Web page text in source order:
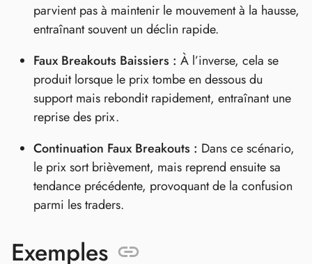
parvient pas à maintenir le mouvement à la hausse,
entraînant souvent un déclin rapide.
Faux Breakouts Baissiers : À l’inverse, cela se
produit lorsque le prix tombe en dessous du
support mais rebondit rapidement, entraînant une
reprise des prix.
Continuation Faux Breakouts : Dans ce scénario,
le prix sort brièvement, mais reprend ensuite sa
tendance précédente, provoquant de la confusion
parmi les traders.
Exemples